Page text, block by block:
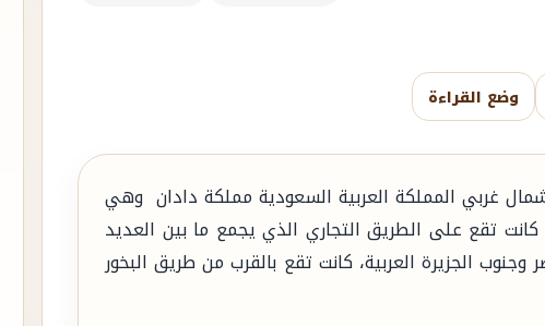
وضع القراءة
غربي المملكة العربية السعودية مملكة دادان وهي
تقع على الطريق التجاري الذي يجمع ما بين العديد
وجنوب الجزيرة العربية، كانت تقع بالقرب من طريق البخور